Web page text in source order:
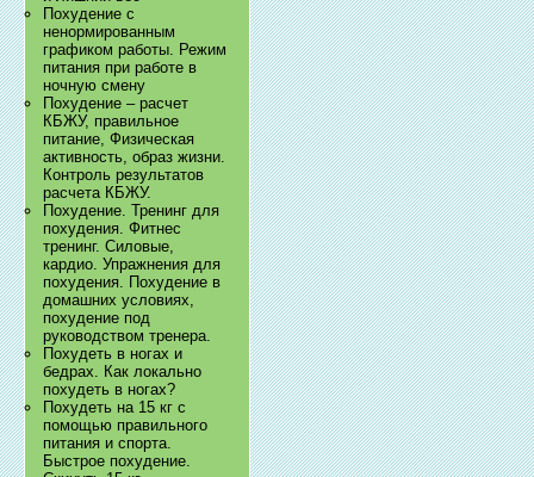
Похудение с
ненормированным
графиком работы. Режим
питания при работе в
ночную смену
Похудение – расчет
КБЖУ, правильное
питание, Физическая
активность, образ жизни.
Контроль результатов
расчета КБЖУ.
Похудение. Тренинг для
похудения. Фитнес
тренинг. Силовые,
кардио. Упражнения для
похудения. Похудение в
домашних условиях,
похудение под
руководством тренера.
Похудеть в ногах и
бедрах. Как локально
похудеть в ногах?
Похудеть на 15 кг с
помощью правильного
питания и спорта.
Быстрое похудение.